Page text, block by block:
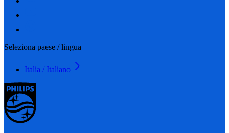
Seleziona paese / lingua
Italia / Italiano